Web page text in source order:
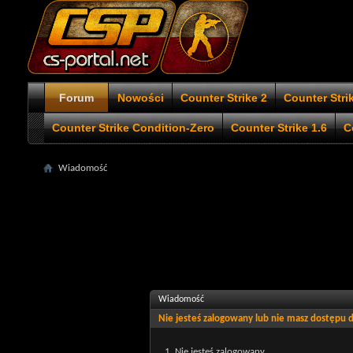
Forum Nowości Counter Strike 2 Counter
Counter Strike Condition-Zero Counter Strike 1.6
Wiadomość
Wiadomość
Nie jesteś zalogowany lub nie masz